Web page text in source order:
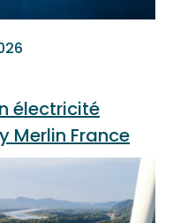
électricité
Merlin France